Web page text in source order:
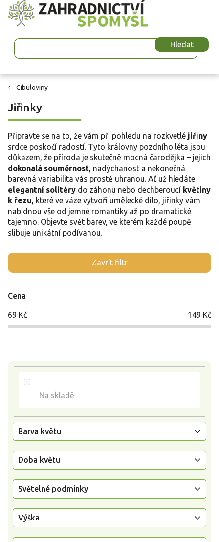
Přejít
na
obsah
Hledat
Cibuloviny
Jiřinky
Připravte se na to, že vám při pohledu na rozkvetlé jiřiny
srdce poskočí radostí. Tyto královny pozdního léta jsou
důkazem, že příroda je skutečně mocná čarodějka – jejich
dokonalá souměrnost , nadýchanost a nekonečná
barevná variabilita vás prostě uhranou. Ať už hledáte
elegantní solitéry do záhonu nebo dechberoucí květiny
k řezu , které ve váze vytvoří umělecké dílo, jiřinky vám
nabídnou vše od jemné romantiky až po dramatické
tajemno. Objevte svět barev, ve kterém každé poupě
slibuje unikátní podívanou.
Zavřít filtr
Cena
69 Kč 149 Kč
Na skladě
Barva květu
Doba květu
Světelné podmínky
Výška
V
ý
s
p
u